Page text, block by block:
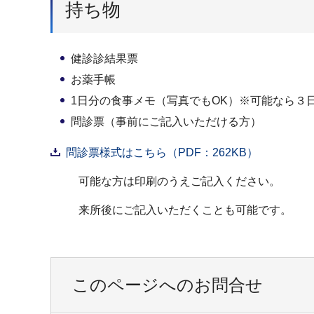
持ち物
健診診結果票
お薬手帳
1日分の食事メモ（写真でもOK）※可能なら３
問診票（事前にご記入いただける方）
問診票様式はこちら（PDF：262KB）
可能な方は印刷のうえご記入ください。
来所後にご記入いただくことも可能です。
このページへのお問合せ